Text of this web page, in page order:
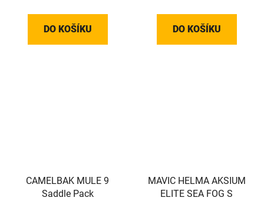
DO KOŠÍKU DO KOŠÍKU
CAMELBAK MULE 9
Saddle Pack
MAVIC HELMA AKSIUM
ELITE SEA FOG S